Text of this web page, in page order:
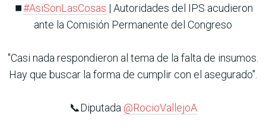
⏹️#AsiSonLasCosas | Autoridades del IPS acudieron
ante la Comisión Permanente del Congreso
"Casi nada respondieron al tema de la falta de insumos.
Hay que buscar la forma de cumplir con el asegurado".
📞Diputada @RocioVallejoA